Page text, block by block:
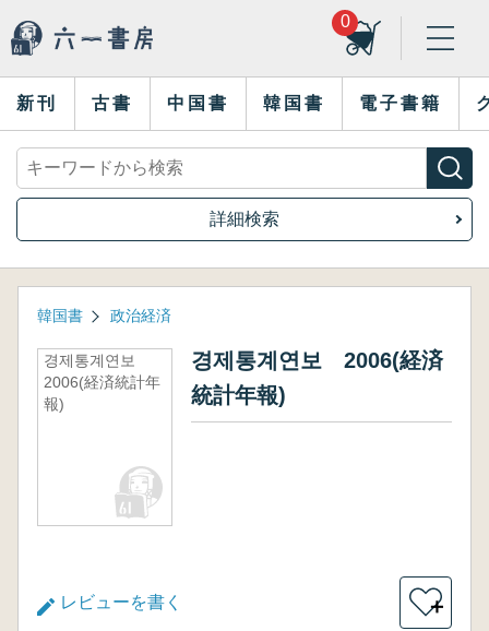
0
新刊 古書 中国書 韓国書 電子書籍
詳細検索
韓国書 政治経済
경제통계연보
2006(経済統計年
報)
경제통계연보 2006(経済
統計年報)
レビューを書く ＋